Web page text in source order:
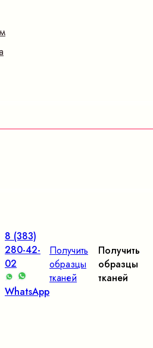
8 (383)
280-42-
02
WhatsApp
Получить
образцы
тканей
Получить
образцы
тканей